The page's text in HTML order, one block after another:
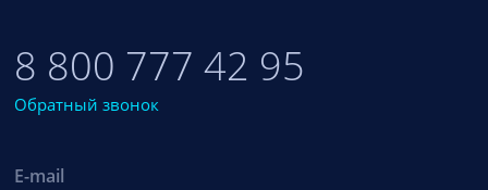
8 800 777 42 95
Обратный звонок
E-mail